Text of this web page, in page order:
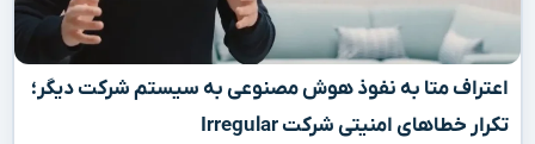
اعتراف متا به نفوذ هوش مصنوعی به سیستم شرکت دیگر؛
تکرار خطاهای امنیتی شرکت Irregular